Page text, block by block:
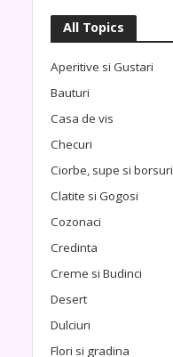
All Topics
Aperitive si Gustari
Bauturi
Casa de vis
Checuri
Ciorbe, supe si borsuri
Clatite si Gogosi
Cozonaci
Credinta
Creme si Budinci
Desert
Dulciuri
Flori si gradina